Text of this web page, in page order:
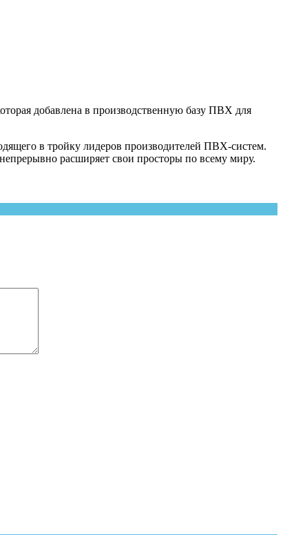
добавлена в производственную базу ПВХ для
в тройку лидеров производителей ПВХ-систем.
расширяет свои просторы по всему миру.